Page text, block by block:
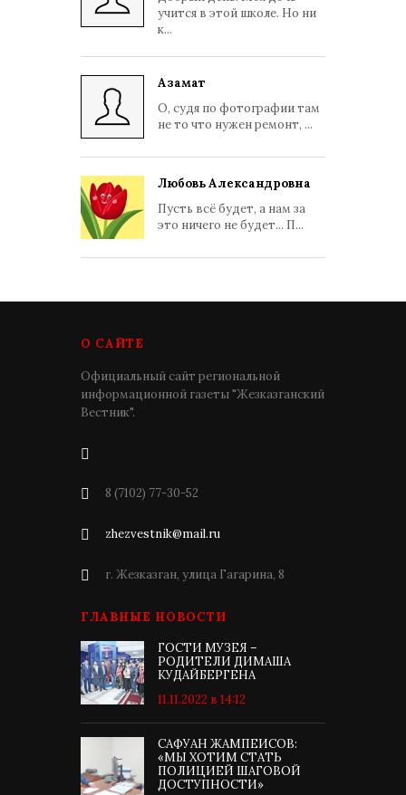
учится в этой школе. Но ни
к...
Азамат
О, судя по фотографии там
не то что нужен ремонт, ...
Любовь Александровна
Пусть всё будет, а нам за
это ничего не будет... П...
О САЙТЕ
Официальный сайт региональной
информационной газеты "Жезказганский
Вестник".
8 (7102) 77-30-52
zhezvestnik@mail.ru
г. Жезказган, улица Гагарина, 8
ГЛАВНЫЕ НОВОСТИ
ГОСТИ МУЗЕЯ –
РОДИТЕЛИ ДИМАША
КУДАЙБЕРГЕНА
11.11.2022 в 14:12
САФУАН ЖАМПЕИСОВ:
«МЫ ХОТИМ СТАТЬ
ПОЛИЦИЕЙ ШАГОВОЙ
ДОСТУПНОСТИ»